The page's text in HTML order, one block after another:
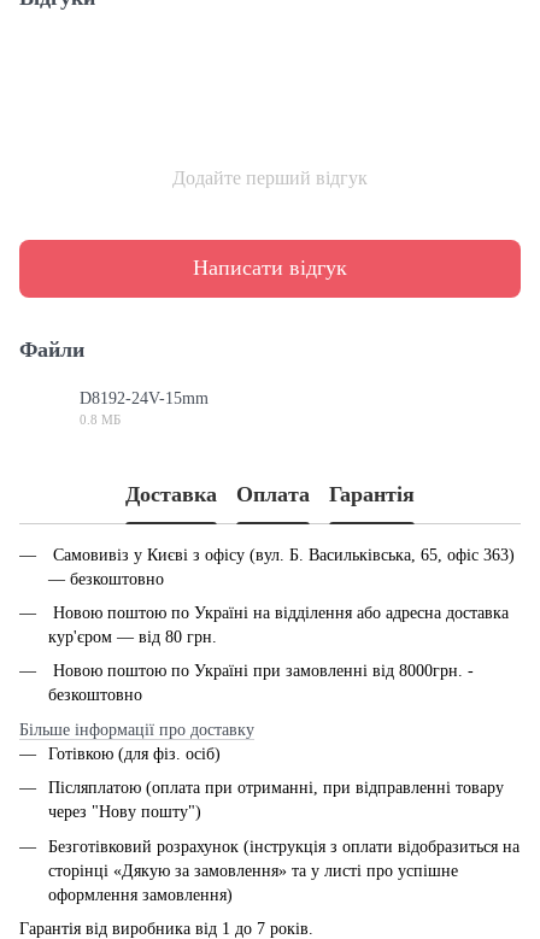
Додайте перший відгук
Написати відгук
Файли
D8192-24V-15mm
0.8 МБ
Доставка Оплата Гарантія
Самовивіз у Києві з офісу (вул. Б. Васильківська, 65, офіс 363)
— безкоштовно
Новою поштою по Україні на відділення або адресна доставка
кур'єром — від 80 грн.
Новою поштою по Україні при замовленні від 8000грн. -
безкоштовно
Більше інформації про доставку
Готівкою (для фіз. осіб)
Післяплатою (оплата при отриманні, при відправленні товару
через "Нову пошту")
Безготівковий розрахунок (інструкція з оплати відобразиться на
сторінці «Дякую за замовлення» та у листі про успішне
оформлення замовлення)
Гарантія від виробника від 1 до 7 років.